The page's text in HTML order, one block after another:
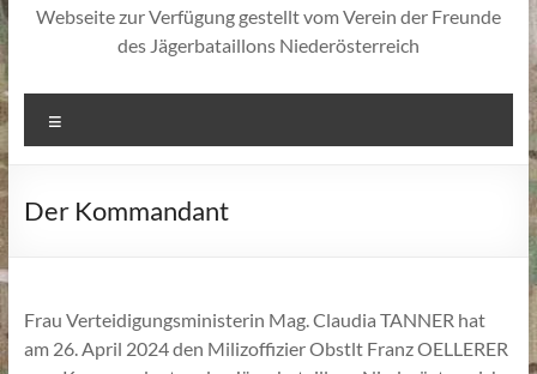
Webseite zur Verfügung gestellt vom Verein der Freunde
des Jägerbataillons Niederösterreich
Der Kommandant
Frau Verteidigungsministerin Mag. Claudia TANNER hat
am 26. April 2024 den Milizoffizier Obstlt Franz OELLERER